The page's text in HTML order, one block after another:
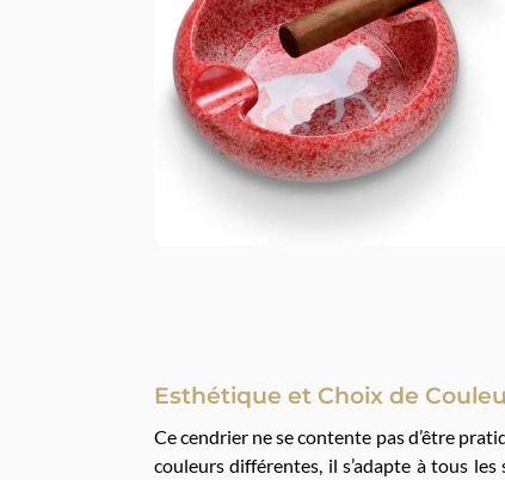
Esthétique et Choix de
Ce cendrier ne se contente pas d’être
couleurs différentes, il s’adapte à tous